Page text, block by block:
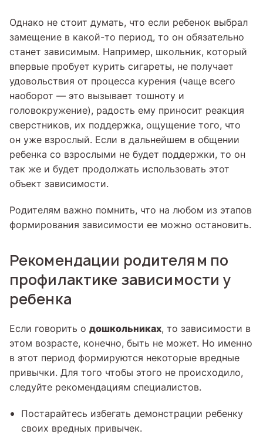
Однако не стоит думать, что если ребенок выбрал
замещение в какой-то период, то он обязательно
станет зависимым. Например, школьник, который
впервые пробует курить сигареты, не получает
удовольствия от процесса курения (чаще всего
наоборот — это вызывает тошноту и
головокружение), радость ему приносит реакция
сверстников, их поддержка, ощущение того, что
он уже взрослый. Если в дальнейшем в общении
ребенка со взрослыми не будет поддержки, то он
так же и будет продолжать использовать этот
объект зависимости.
Родителям важно помнить, что на любом из этапов
формирования зависимости ее можно остановить.
Рекомендации родителям по
профилактике зависимости у
ребенка
Если говорить о дошкольниках, то зависимости в
этом возрасте, конечно, быть не может. Но именно
в этот период формируются некоторые вредные
привычки. Для того чтобы этого не происходило,
следуйте рекомендациям специалистов.
Постарайтесь избегать демонстрации ребенку
своих вредных привычек.